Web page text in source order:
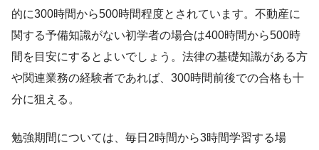
的に300時間から500時間程度とされています。不動産に
関する予備知識がない初学者の場合は400時間から500時
間を目安にするとよいでしょう。法律の基礎知識がある方
や関連業務の経験者であれば、300時間前後での合格も十
分に狙える。
勉強期間については、毎日2時間から3時間学習する場